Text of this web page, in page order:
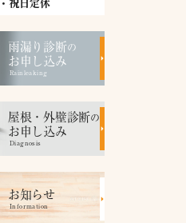
雨漏り診断の
お申し込み
Rainleaking
屋根・外壁診断の
お申し込み
Diagnosis
お知らせ
Information